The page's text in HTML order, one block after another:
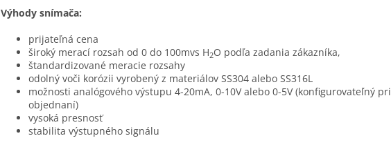
Výhody snímača:
prijateľná cena
široký merací rozsah od 0 do 100mvs H2O podľa zadania zákazníka,
štandardizované meracie rozsahy
odolný voči korózii vyrobený z materiálov SS304 alebo SS316L
možnosti analógového výstupu 4-20mA, 0-10V alebo 0-5V (konfigurovateľný pri
objednaní)
vysoká presnosť
stabilita výstupného signálu